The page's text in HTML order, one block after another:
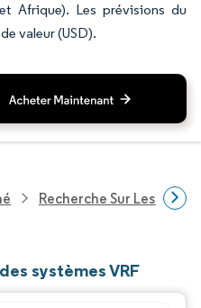
Afrique). Les prévisions du
valeur (USD).
Recherche Sur Les
systèmes VRF